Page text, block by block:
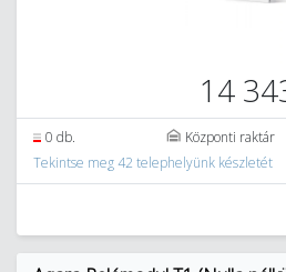
14
0 db.
Központi raktár
Tekintse meg 42 telephelyünk készletét